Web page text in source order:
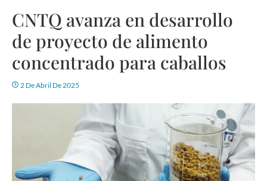
CNTQ avanza en desarrollo
de proyecto de alimento
concentrado para caballos
2 De Abril De 2025